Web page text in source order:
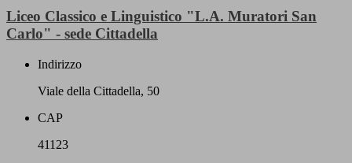
Liceo Classico e Linguistico "L.A. Muratori San
Carlo" - sede Cittadella
Indirizzo
Viale della Cittadella, 50
CAP
41123